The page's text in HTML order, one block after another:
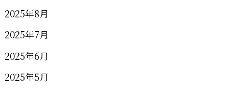
2025年8月
2025年7月
2025年6月
2025年5月